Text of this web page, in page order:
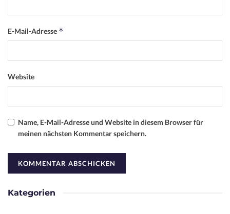
E-Mail-Adresse *
Website
Name, E-Mail-Adresse und Website in diesem Browser für
meinen nächsten Kommentar speichern.
Kategorien